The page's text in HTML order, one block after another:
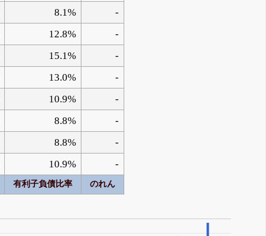
8.1% -
12.8% -
15.1% -
13.0% -
10.9% -
8.8% -
8.8% -
10.9% -
有利子負債比率 のれん